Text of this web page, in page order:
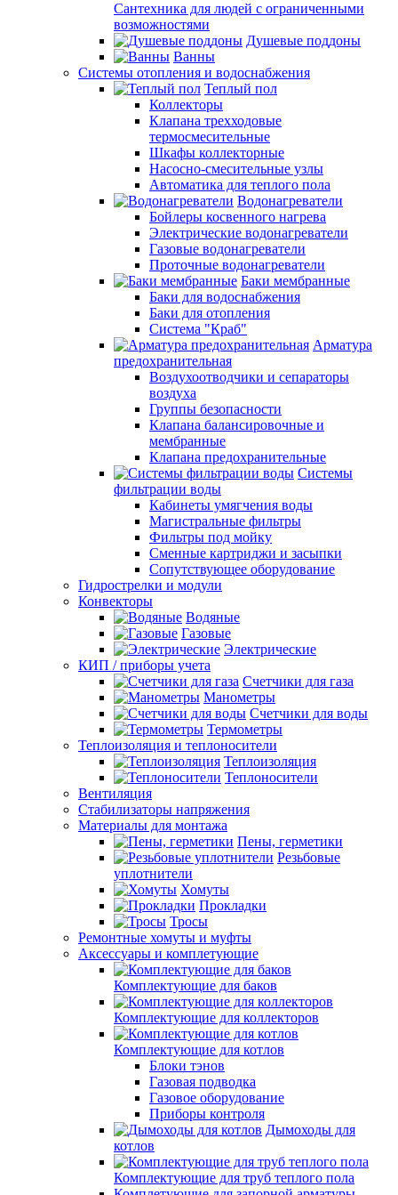
Сантехника для людей с ограниченными
возможностями
Душевые поддоны
Ванны
Системы отопления и водоснабжения
Теплый пол
Коллекторы
Клапана трехходовые
термосмесительные
Шкафы коллекторные
Насосно-смесительные узлы
Автоматика для теплого пола
Водонагреватели
Бойлеры косвенного нагрева
Электрические водонагреватели
Газовые водонагреватели
Проточные водонагреватели
Баки мембранные
Баки для водоснабжения
Баки для отопления
Система "Краб"
Арматура
предохранительная
Воздухоотводчики и сепараторы
воздуха
Группы безопасности
Клапана балансировочные и
мембранные
Клапана предохранительные
Системы
фильтрации воды
Кабинеты умягчения воды
Магистральные фильтры
Фильтры под мойку
Сменные картриджи и засыпки
Сопутствующее оборудование
Гидрострелки и модули
Конвекторы
Водяные
Газовые
Электрические
КИП / приборы учета
Счетчики для газа
Манометры
Счетчики для воды
Термометры
Теплоизоляция и теплоносители
Теплоизоляция
Теплоносители
Вентиляция
Стабилизаторы напряжения
Материалы для монтажа
Пены, герметики
Резьбовые
уплотнители
Хомуты
Прокладки
Тросы
Ремонтные хомуты и муфты
Аксессуары и комплетующие
Комплектующие для баков
Комплектующие для коллекторов
Комплектующие для котлов
Блоки тэнов
Газовая подводка
Газовое оборудование
Приборы контроля
Дымоходы для
котлов
Комплектующие для труб теплого пола